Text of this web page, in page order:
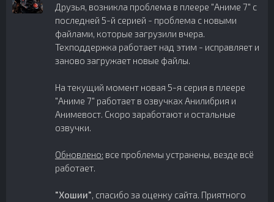
Друзья, возникла проблема в плеере "Аниме 7" с
последней 5-й серией - проблема с новыми
файлами, которые загрузили вчера.
Техподдержка работает над этим - исправляет и
заново загружает новые файлы.
На текущий момент новая 5-я серия в плеере
"Аниме 7" работает в озвучках Анилибрия и
Анимевост. Скоро заработают и остальные
озвучки.
Обновлено: все проблемы устранены, везде всё
работает.
"Хошии", спасибо за оценку сайта. Приятного